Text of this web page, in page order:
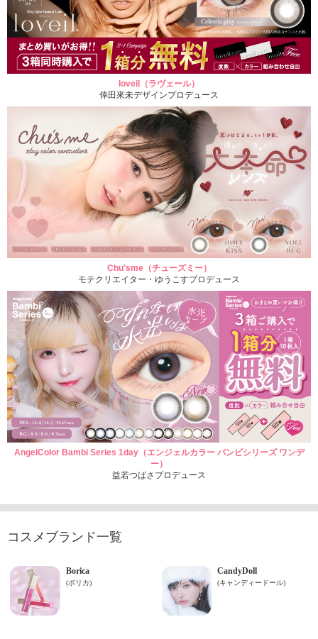
loveil（ラヴェール）
倖田來未デザインプロデュース
Chu'sme（チューズミー）
モテクリエイター・ゆうこすプロデュース
AngelColor Bambi Series 1day（エンジェルカラー バンビシリーズ ワンデ
ー）
益若つばさプロデュース
コスメブランド一覧